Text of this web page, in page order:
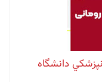
دانشگاه